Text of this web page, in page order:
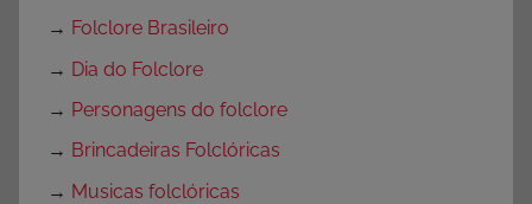
→ Folclore Brasileiro
→ Dia do Folclore
→ Personagens do folclore
→ Brincadeiras Folclóricas
→ Musicas folclóricas